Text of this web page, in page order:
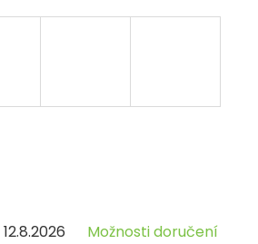
12.8.2026 Možnosti doručení